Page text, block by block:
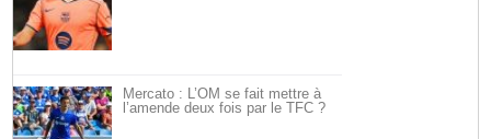
Mercato : L’OM se fait mettre à
l’amende deux fois par le TFC ?